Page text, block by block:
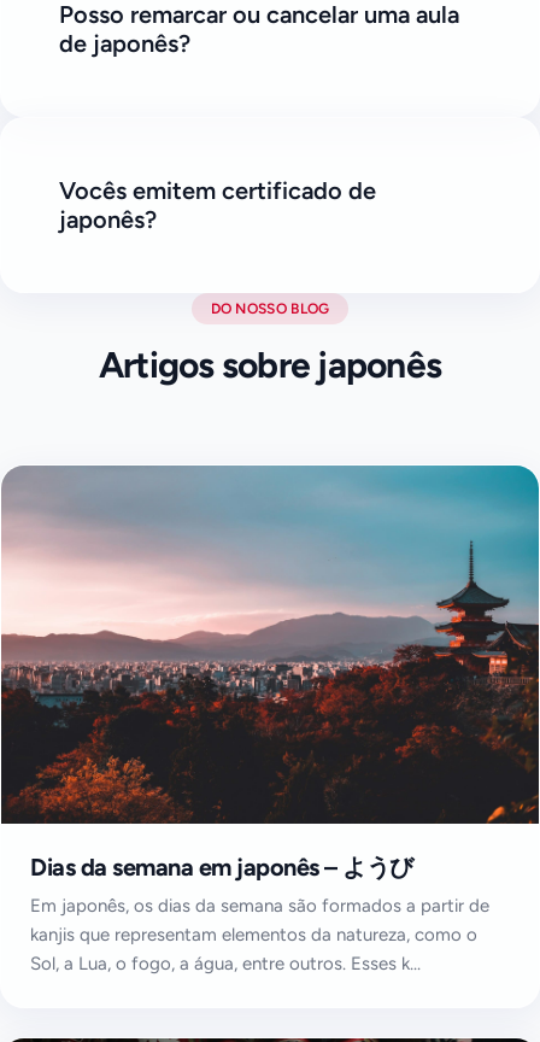
Posso remarcar ou cancelar uma aula
de japonês?
Vocês emitem certificado de
japonês?
DO NOSSO BLOG
Artigos sobre japonês
Dias da semana em japonês – ようび
Em japonês, os dias da semana são formados a partir de
kanjis que representam elementos da natureza, como o
Sol, a Lua, o fogo, a água, entre outros. Esses k...